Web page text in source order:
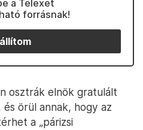
a Telexet
forrásnak!
osztrák elnök gratulált
örül annak, hogy az
a „párizsi